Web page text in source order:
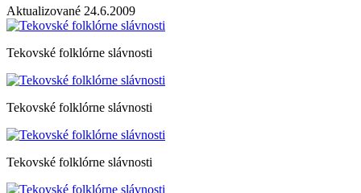
Aktualizované 24.6.2009
Tekovské folklórne slávnosti
Tekovské folklórne slávnosti
Tekovské folklórne slávnosti